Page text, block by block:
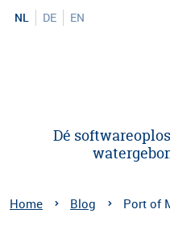
NL DE EN
Dé
Home Blog Port of